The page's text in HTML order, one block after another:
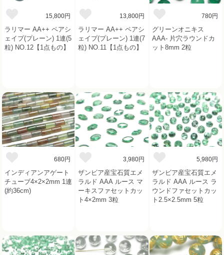
15,800円
ラリマー AA++ ペアシ
ェイプ(プレーン) 1連(5
粒) NO.12【1点もの】
13,800円
ラリマー AA++ ペアシ
ェイプ(プレーン) 1連(7
粒) NO.11【1点もの】
780円
グリーンオニキス
AAA- 片穴ラウンドカ
ット8mm 2粒
680円
インディアンアゲート
チューブ4×2×2mm 1連
(約36cm)
3,980円
ザンビア産宝石質エメ
ラルド AAA ルース マ
ーキスファセットカッ
ト4×2mm 3粒
5,980円
ザンビア産宝石質エメ
ラルド AAA ルース ラ
ウンドファセットカッ
ト2.5×2.5mm 5粒